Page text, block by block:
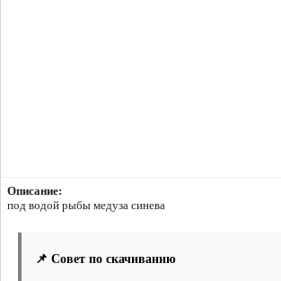
Описание:
под водой рыбы медуза синева
📌 Совет по скачиванию